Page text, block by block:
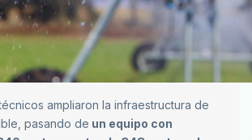
ampliaron la infraestructura de
pasando de un equipo con